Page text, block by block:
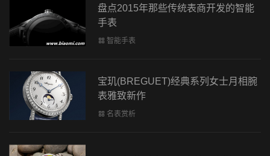
盘点2015年那些传统表商开发的智能
手表
智能手表
宝玑(BREGUET)经典系列女士月相腕
表雅致新作
名表赏析